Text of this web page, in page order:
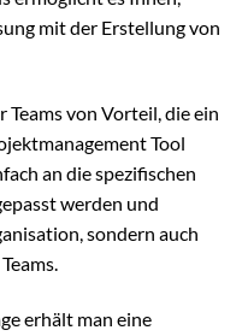
mit der Erstellung von
von Vorteil, die ein
Tool
an die spezifischen
werden und
sondern auch
erhält man eine